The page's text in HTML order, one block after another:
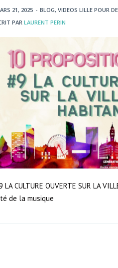
21, 2025 - BLOG, VIDEOS LILLE POUR
PARLAURENT PERIN
LA CULTURE OUVERTE SUR LA
de la musique